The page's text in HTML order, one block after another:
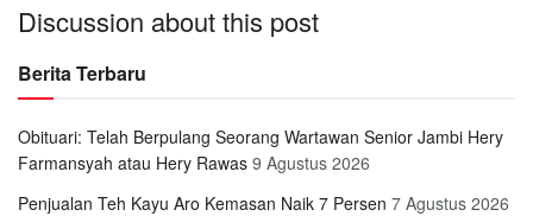
Discussion about this post
Berita Terbaru
Obituari: Telah Berpulang Seorang Wartawan Senior Jambi Hery
Farmansyah atau Hery Rawas 9 Agustus 2026
Penjualan Teh Kayu Aro Kemasan Naik 7 Persen 7 Agustus 2026